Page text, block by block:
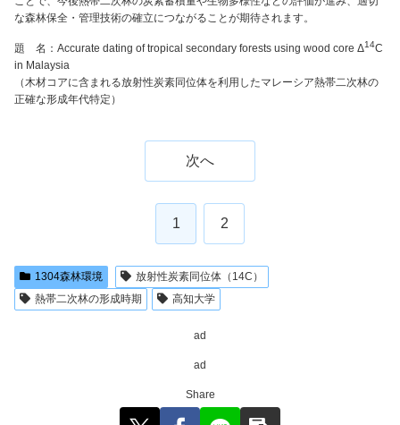
な森林保全・管理技術の確立につながることが期待されます。
題 名：Accurate dating of tropical secondary forests using wood core Δ14C
in Malaysia
（木材コアに含まれる放射性炭素同位体を利用したマレーシア熱帯二次林の
正確な形成年代特定）
次へ
1 2
1304森林環境
放射性炭素同位体（14C）
熱帯二次林の形成時期
高知大学
ad
ad
Share